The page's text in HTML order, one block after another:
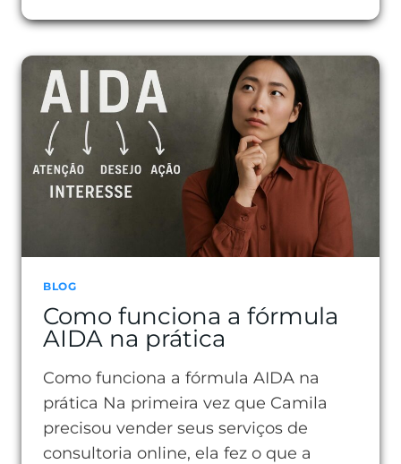
EMPRESA
EM
2025
COMPENSA?
VEJA
COMO
BLOG
Como funciona a fórmula
AIDA na prática
Como funciona a fórmula AIDA na
prática Na primeira vez que Camila
precisou vender seus serviços de
consultoria online, ela fez o que a